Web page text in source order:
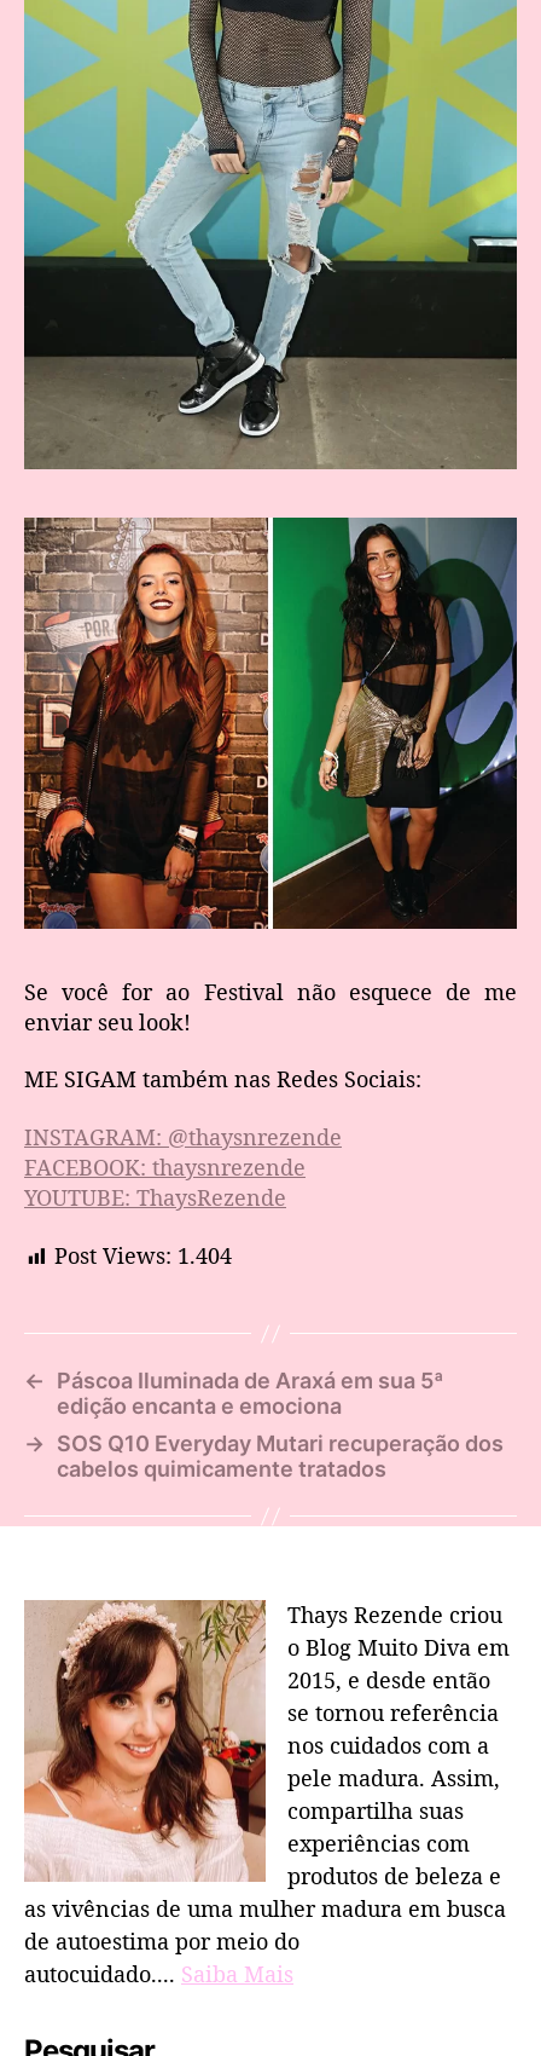
Se você for ao Festival não esquece de me
enviar seu look!
ME SIGAM também nas Redes Sociais:
INSTAGRAM: @thaysnrezende
FACEBOOK: thaysnrezende
YOUTUBE: ThaysRezende
Post Views: 1.404
←
Páscoa Iluminada de Araxá em sua 5ª
edição encanta e emociona
→
SOS Q10 Everyday Mutari recuperação dos
cabelos quimicamente tratados
Thays Rezende criou
o Blog Muito Diva em
2015, e desde então
se tornou referência
nos cuidados com a
pele madura. Assim,
compartilha suas
experiências com
produtos de beleza e
as vivências de uma mulher madura em busca
de autoestima por meio do
autocuidado.... Saiba Mais